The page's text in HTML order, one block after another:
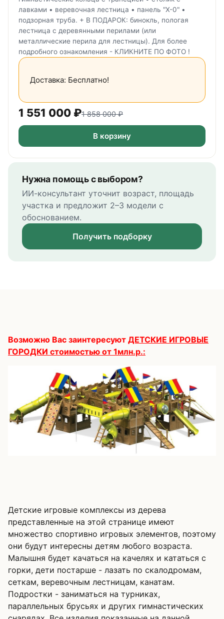
лавками • веревочная лестница • панель "Х-0" •
подзорная труба. + В ПОДАРОК: бинокль, пологая
лестница с деревянными перилами (или
металлические перила для лестницы). Для более
подробного ознакомления - КЛИКНИТЕ ПО ФОТО !
Доставка: Бесплатно!
1 551 000 ₽1 858 000₽
В корзину
Нужна помощь с выбором?
ИИ-консультант уточнит возраст, площадь
участка и предложит 2–3 модели с
обоснованием.
Получить подборку
Возможно Вас заинтересуют ДЕТСКИЕ ИГРОВЫЕ
ГОРОДКИ стоимостью от 1млн.р.:
Детские игровые комплексы из дерева
представленные на этой странице имеют
множество спортивно игровых элементов, поэтому
они будут интересны детям любого возраста.
Малышня будет качаться на качелях и кататься с
горки, дети постарше - лазать по скалодромам,
сеткам, веревочным лестницам, канатам.
Подростки - заниматься на турниках,
параллельных брусьях и других гимнастических